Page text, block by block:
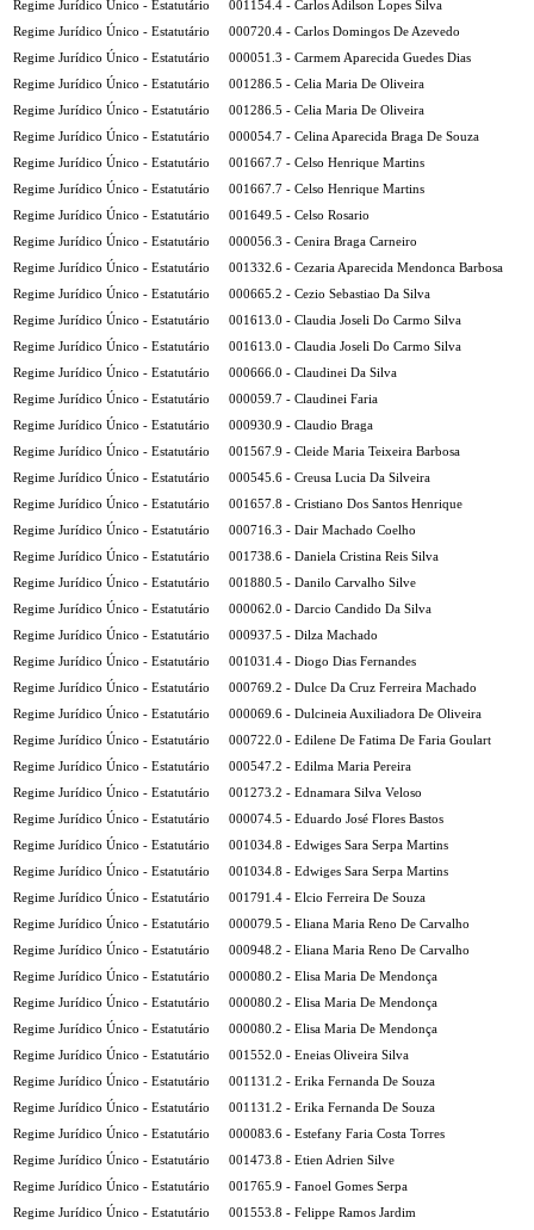
Regime Jurídico Único - Estatutário
001154.4 - Carlos Adilson Lopes Silva
Regime Jurídico Único - Estatutário
000720.4 - Carlos Domingos De Azevedo
Regime Jurídico Único - Estatutário
000051.3 - Carmem Aparecida Guedes Dias
Regime Jurídico Único - Estatutário
001286.5 - Celia Maria De Oliveira
Regime Jurídico Único - Estatutário
001286.5 - Celia Maria De Oliveira
Regime Jurídico Único - Estatutário
000054.7 - Celina Aparecida Braga De Souza
Regime Jurídico Único - Estatutário
001667.7 - Celso Henrique Martins
Regime Jurídico Único - Estatutário
001667.7 - Celso Henrique Martins
Regime Jurídico Único - Estatutário
001649.5 - Celso Rosario
Regime Jurídico Único - Estatutário
000056.3 - Cenira Braga Carneiro
Regime Jurídico Único - Estatutário
001332.6 - Cezaria Aparecida Mendonca Barbosa
Regime Jurídico Único - Estatutário
000665.2 - Cezio Sebastiao Da Silva
Regime Jurídico Único - Estatutário
001613.0 - Claudia Joseli Do Carmo Silva
Regime Jurídico Único - Estatutário
001613.0 - Claudia Joseli Do Carmo Silva
Regime Jurídico Único - Estatutário
000666.0 - Claudinei Da Silva
Regime Jurídico Único - Estatutário
000059.7 - Claudinei Faria
Regime Jurídico Único - Estatutário
000930.9 - Claudio Braga
Regime Jurídico Único - Estatutário
001567.9 - Cleide Maria Teixeira Barbosa
Regime Jurídico Único - Estatutário
000545.6 - Creusa Lucia Da Silveira
Regime Jurídico Único - Estatutário
001657.8 - Cristiano Dos Santos Henrique
Regime Jurídico Único - Estatutário
000716.3 - Dair Machado Coelho
Regime Jurídico Único - Estatutário
001738.6 - Daniela Cristina Reis Silva
Regime Jurídico Único - Estatutário
001880.5 - Danilo Carvalho Silve
Regime Jurídico Único - Estatutário
000062.0 - Darcio Candido Da Silva
Regime Jurídico Único - Estatutário
000937.5 - Dilza Machado
Regime Jurídico Único - Estatutário
001031.4 - Diogo Dias Fernandes
Regime Jurídico Único - Estatutário
000769.2 - Dulce Da Cruz Ferreira Machado
Regime Jurídico Único - Estatutário
000069.6 - Dulcineia Auxiliadora De Oliveira
Regime Jurídico Único - Estatutário
000722.0 - Edilene De Fatima De Faria Goulart
Regime Jurídico Único - Estatutário
000547.2 - Edilma Maria Pereira
Regime Jurídico Único - Estatutário
001273.2 - Ednamara Silva Veloso
Regime Jurídico Único - Estatutário
000074.5 - Eduardo José Flores Bastos
Regime Jurídico Único - Estatutário
001034.8 - Edwiges Sara Serpa Martins
Regime Jurídico Único - Estatutário
001034.8 - Edwiges Sara Serpa Martins
Regime Jurídico Único - Estatutário
001791.4 - Elcio Ferreira De Souza
Regime Jurídico Único - Estatutário
000079.5 - Eliana Maria Reno De Carvalho
Regime Jurídico Único - Estatutário
000948.2 - Eliana Maria Reno De Carvalho
Regime Jurídico Único - Estatutário
000080.2 - Elisa Maria De Mendonça
Regime Jurídico Único - Estatutário
000080.2 - Elisa Maria De Mendonça
Regime Jurídico Único - Estatutário
000080.2 - Elisa Maria De Mendonça
Regime Jurídico Único - Estatutário
001552.0 - Eneias Oliveira Silva
Regime Jurídico Único - Estatutário
001131.2 - Erika Fernanda De Souza
Regime Jurídico Único - Estatutário
001131.2 - Erika Fernanda De Souza
Regime Jurídico Único - Estatutário
000083.6 - Estefany Faria Costa Torres
Regime Jurídico Único - Estatutário
001473.8 - Etien Adrien Silve
Regime Jurídico Único - Estatutário
001765.9 - Fanoel Gomes Serpa
Regime Jurídico Único - Estatutário
001553.8 - Felippe Ramos Jardim